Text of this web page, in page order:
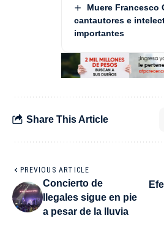
Muere Francesco
cantautores e
importantes
Share This Article
PREVIOUS ARTICLE
Concierto de
Ilegales sigue en pie
a pesar de la lluvia